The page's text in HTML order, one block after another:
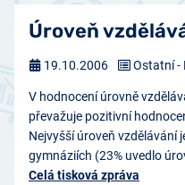
Úroveň
V hodnocení úrovně
převažuje pozitivní
Nejvyšší úroveň vzdělávání
gymnáziích (23% uvedlo
Celá tisková zpráva
19.10.2006 Ostatní -